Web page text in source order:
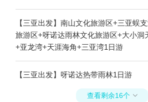
【三亚出发】南山文化旅游区+三亚蜈
旅游区+呀诺达雨林文化旅游区+大小洞
+亚龙湾+天涯海角+三亚湾1日游
【三亚出发】呀诺达热带雨林1日游
查看剩余16个 